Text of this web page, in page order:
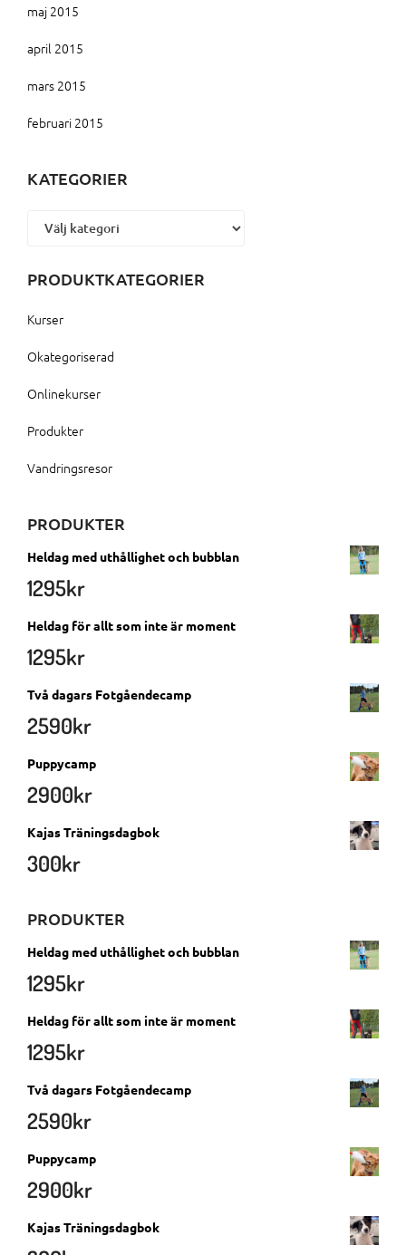
maj 2015
april 2015
mars 2015
februari 2015
KATEGORIER
Kategorier
PRODUKTKATEGORIER
Kurser
Okategoriserad
Onlinekurser
Produkter
Vandringsresor
PRODUKTER
Heldag med uthållighet och bubblan
1295kr
Heldag för allt som inte är moment
1295kr
Två dagars Fotgåendecamp
2590kr
Puppycamp
2900kr
Kajas Träningsdagbok
300kr
PRODUKTER
Heldag med uthållighet och bubblan
1295kr
Heldag för allt som inte är moment
1295kr
Två dagars Fotgåendecamp
2590kr
Puppycamp
2900kr
Kajas Träningsdagbok